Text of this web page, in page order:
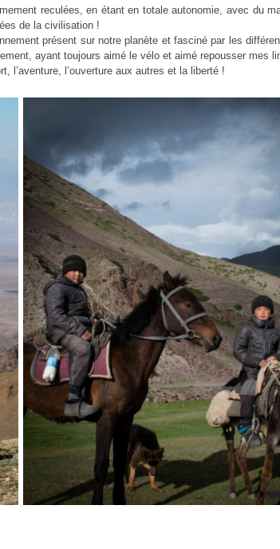
reculées, en étant en totale autonomie, avec du
de la civilisation !
présent sur notre planète et fasciné par les
ayant toujours aimé le vélo et aimé repousser mes
l’aventure, l’ouverture aux autres et la liberté !